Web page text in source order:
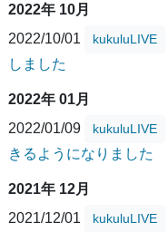
2022年 10月
2022/10/01
kukuluLIVE
しました
2022年 01月
2022/01/09
kukuluLIVE
きるようになりました
2021年 12月
2021/12/01
kukuluLIVE